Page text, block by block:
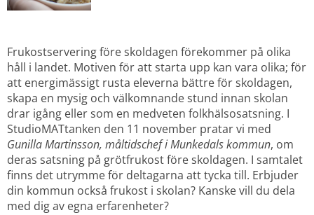
Frukostservering före skoldagen förekommer på olika
håll i landet. Motiven för att starta upp kan vara olika; för
att energimässigt rusta eleverna bättre för skoldagen,
skapa en mysig och välkomnande stund innan skolan
drar igång eller som en medveten folkhälsosatsning. I
Gunilla Martinsson, måltidschef i Munkedals kommun, om
deras satsning på grötfrukost före skoldagen. I samtalet
finns det utrymme för deltagarna att tycka till. Erbjuder
din kommun också frukost i skolan? Kanske vill du dela
med dig av egna erfarenheter?